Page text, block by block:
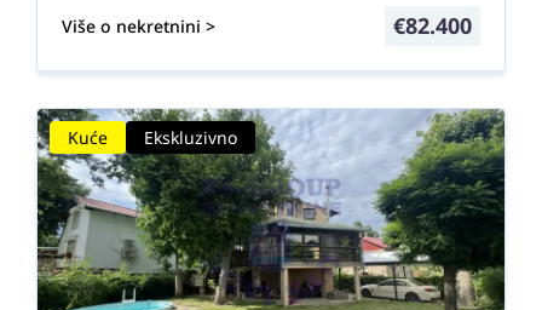
Više o nekretnini > €82.400
Kuće Ekskluzivno